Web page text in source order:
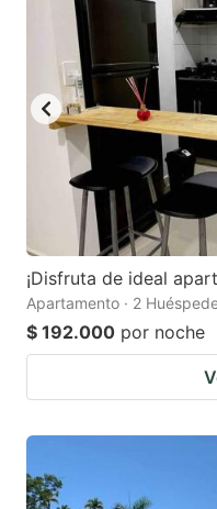
¡Disfruta de ideal
Apartamento · 2
$ 192.000 por noche